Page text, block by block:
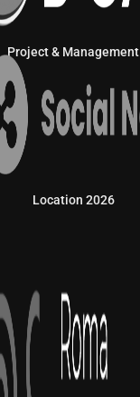
Project & Management
Location 2026